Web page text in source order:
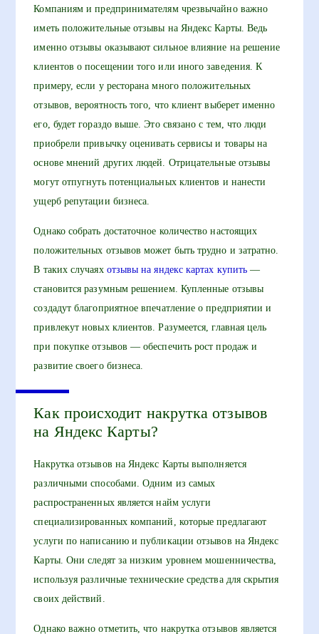
Компаниям и предпринимателям чрезвычайно важно
иметь положительные отзывы на Яндекс Карты. Ведь
именно отзывы оказывают сильное влияние на решение
клиентов о посещении того или иного заведения. К
примеру, если у ресторана много положительных
отзывов, вероятность того, что клиент выберет именно
его, будет гораздо выше. Это связано с тем, что люди
приобрели привычку оценивать сервисы и товары на
основе мнений других людей. Отрицательные отзывы
могут отпугнуть потенциальных клиентов и нанести
ущерб репутации бизнеса.
Однако собрать достаточное количество настоящих
положительных отзывов может быть трудно и затратно.
В таких случаях отзывы на яндекс картах купить —
становится разумным решением. Купленные отзывы
создадут благоприятное впечатление о предприятии и
привлекут новых клиентов. Разумеется, главная цель
при покупке отзывов — обеспечить рост продаж и
развитие своего бизнеса.
Как происходит накрутка отзывов
на Яндекс Карты?
Накрутка отзывов на Яндекс Карты выполняется
различными способами. Одним из самых
распространенных является найм услуги
специализированных компаний, которые предлагают
услуги по написанию и публикации отзывов на Яндекс
Карты. Они следят за низким уровнем мошенничества,
используя различные технические средства для скрытия
своих действий.
Однако важно отметить, что накрутка отзывов является